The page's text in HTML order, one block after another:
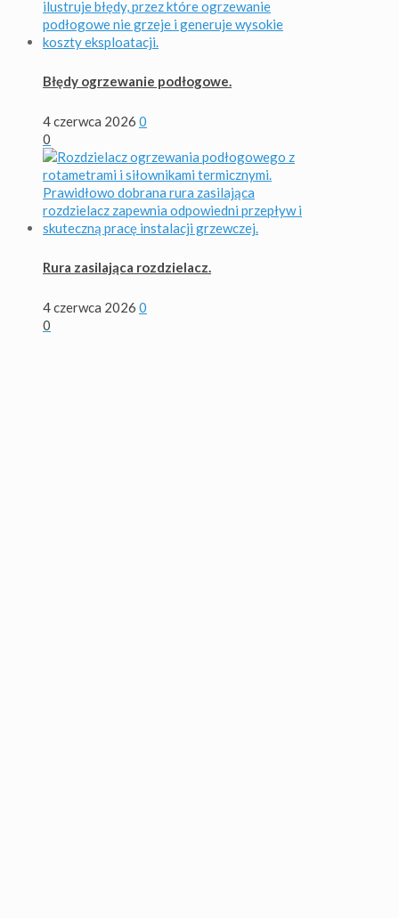
Błędy ogrzewanie podłogowe.
4 czerwca 2026 0
0
Rura zasilająca rozdzielacz.
4 czerwca 2026 0
0